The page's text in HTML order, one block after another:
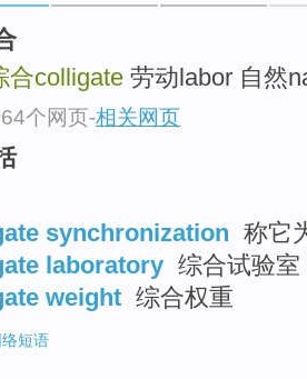
合colligate 劳动labor 自然
个网页-相关网页
synchronization 称它
laboratory 综合试验室
weight 综合权重
络短语